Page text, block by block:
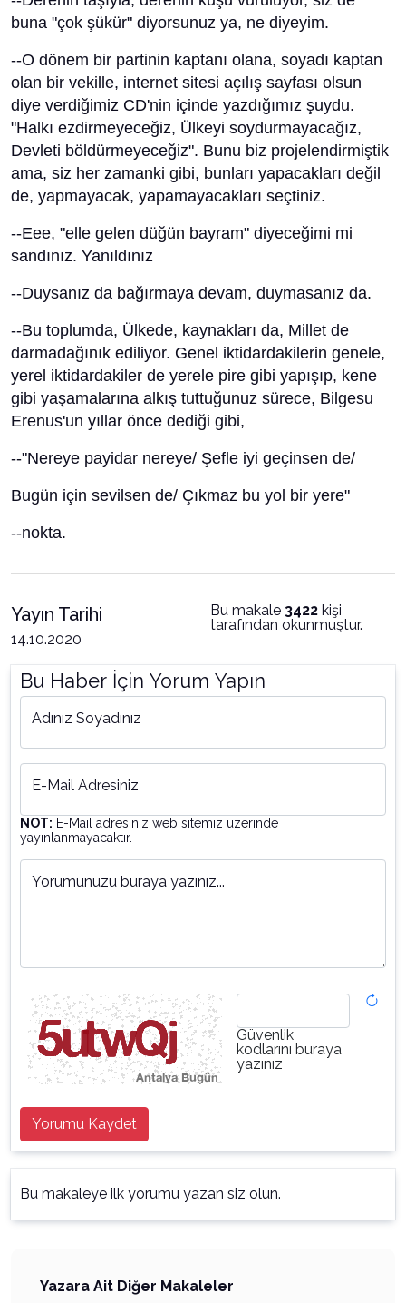
buna "çok şükür" diyorsunuz ya, ne diyeyim.
--O dönem bir partinin kaptanı olana, soyadı kaptan
olan bir vekille, internet sitesi açılış sayfası olsun
diye verdiğimiz CD'nin içinde yazdığımız şuydu.
"Halkı ezdirmeyeceğiz, Ülkeyi soydurmayacağız,
Devleti böldürmeyeceğiz". Bunu biz projelendirmiştik
ama, siz her zamanki gibi, bunları yapacakları değil
de, yapmayacak, yapamayacakları seçtiniz.
--Eee, "elle gelen düğün bayram" diyeceğimi mi
sandınız. Yanıldınız
--Duysanız da bağırmaya devam, duymasanız da.
--Bu toplumda, Ülkede, kaynakları da, Millet de
darmadağınık ediliyor. Genel iktidardakilerin genele,
yerel iktidardakiler de yerele pire gibi yapışıp, kene
gibi yaşamalarına alkış tuttuğunuz sürece, Bilgesu
Erenus'un yıllar önce dediği gibi,
--"Nereye payidar nereye/ Şefle iyi geçinsen de/
Bugün için sevilsen de/ Çıkmaz bu yol bir yere"
--nokta.
Yayın Tarihi
14.10.2020
Bu makale 3422 kişi
tarafından okunmuştur.
Bu Haber İçin Yorum Yapın
Adınız Soyadınız
E-Mail Adresiniz
NOT: E-Mail adresiniz web sitemiz üzerinde
yayınlanmayacaktır.
Yorumunuzu buraya yazınız...
Güvenlik
kodlarını buraya
yazınız
Yorumu Kaydet
Bu makaleye ilk yorumu yazan siz olun.
Yazara Ait Diğer Makaleler